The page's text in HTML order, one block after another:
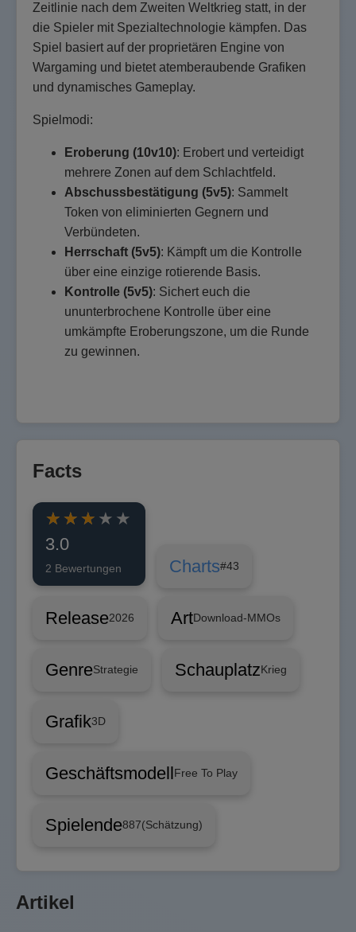
Zeitlinie nach dem Zweiten Weltkrieg statt, in der
die Spieler mit Spezialtechnologie kämpfen. Das
Spiel basiert auf der proprietären Engine von
Wargaming und bietet atemberaubende Grafiken
und dynamisches Gameplay.
Spielmodi:
Eroberung (10v10): Erobert und verteidigt
mehrere Zonen auf dem Schlachtfeld.
Abschussbestätigung (5v5): Sammelt
Token von eliminierten Gegnern und
Verbündeten.
Herrschaft (5v5): Kämpft um die Kontrolle
über eine einzige rotierende Basis.
Kontrolle (5v5): Sichert euch die
ununterbrochene Kontrolle über eine
umkämpfte Eroberungszone, um die Runde
zu gewinnen.
Facts
3.0
2 Bewertungen Charts#43
Release2026 ArtDownload-MMOs
GenreStrategie SchauplatzKrieg
Grafik3D
GeschäftsmodellFree To Play
Spielende887(Schätzung)
Artikel